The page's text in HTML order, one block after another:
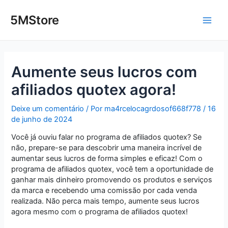
para5MStore
Aumente seus lucros com
afiliados quotex agora!
Deixe um comentário / Por ma4rcelocagrdosof668f778/16
de junho de 2024
Você já ouviu falar no programa de afiliados quotex? Se
não, prepare-se para descobrir uma maneira incrível de
aumentar seus lucros de forma simples e eficaz! Com o
programa de afiliados quotex, você tem a oportunidade de
ganhar mais dinheiro promovendo os produtos e serviços
da marca e recebendo uma comissão por cada venda
realizada. Não perca mais tempo, aumente seus lucros
agora mesmo com o programa de afiliados quotex!
navigation